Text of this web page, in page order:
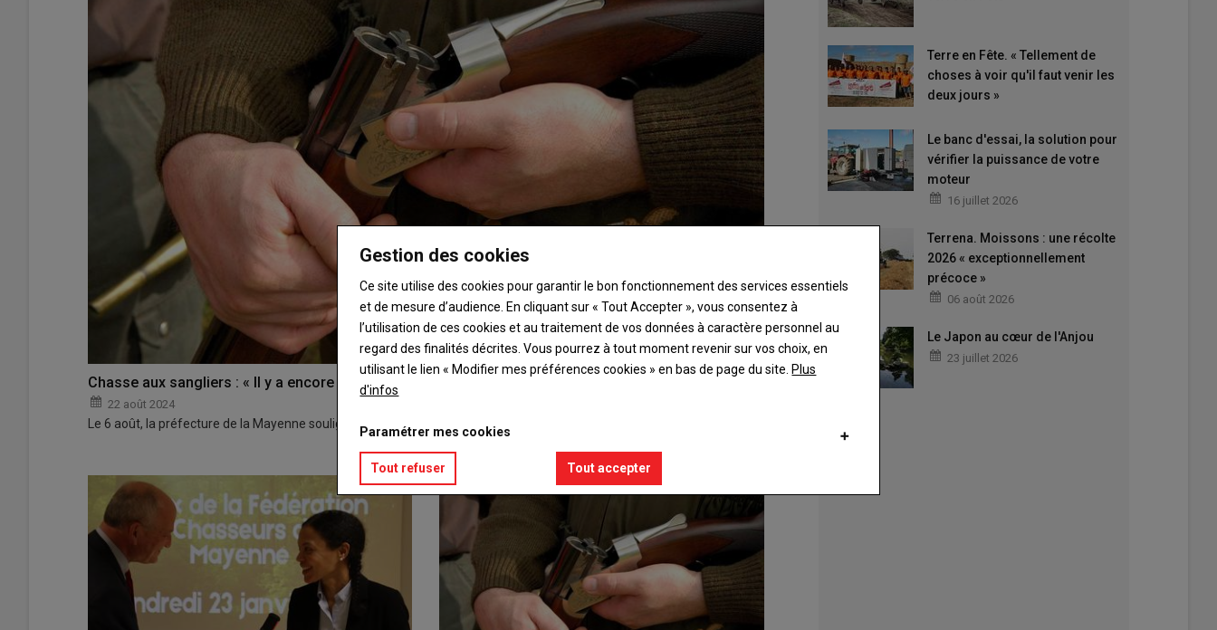
Chasse aux sangliers : « Il y a encore des verrous à lever »
22 août 2024
Le 6 août, la préfecture de la Mayenne soulignait, dans un communiqué de presse, la mobilisation des services…
Terre en Fête. « Tellement de
choses à voir qu'il faut venir les
deux jours »
Le banc d'essai, la solution pour
vérifier la puissance de votre
moteur
16 juillet 2026
Terrena. Moissons : une récolte
2026 « exceptionnellement
précoce »
06 août 2026
Le Japon au cœur de l'Anjou
23 juillet 2026
Gestion des cookies
Ce site utilise des cookies pour garantir le bon fonctionnement des services essentiels
et de mesure d’audience. En cliquant sur « Tout Accepter », vous consentez à
l’utilisation de ces cookies et au traitement de vos données à caractère personnel au
regard des finalités décrites. Vous pourrez à tout moment revenir sur vos choix, en
utilisant le lien « Modifier mes préférences cookies » en bas de page du site. Plus
d'infos
Paramétrer mes cookies
Tout refuser Tout accepter